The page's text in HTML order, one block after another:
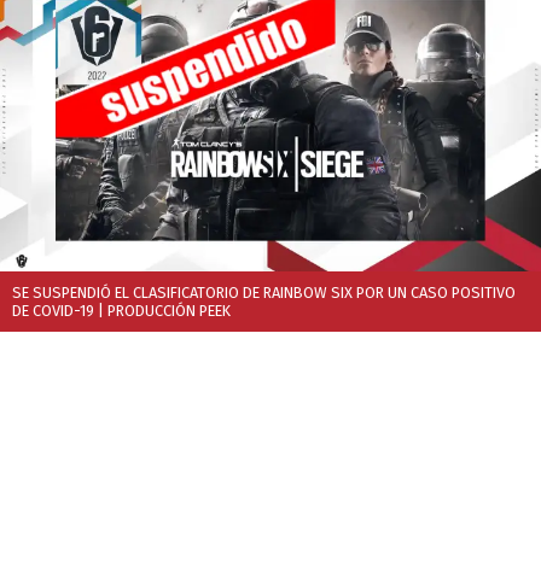
SE SUSPENDIÓ EL CLASIFICATORIO DE RAINBOW SIX POR UN CASO POSITIVO
DE COVID-19 | PRODUCCIÓN PEEK